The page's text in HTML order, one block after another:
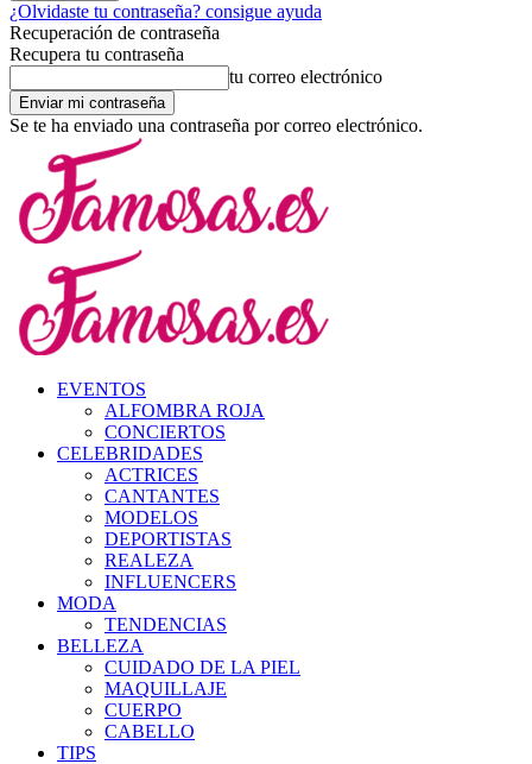
¿Olvidaste tu contraseña? consigue ayuda
Recuperación de contraseña
Recupera tu contraseña
tu correo electrónico
Se te ha enviado una contraseña por correo electrónico.
EVENTOS
ALFOMBRA ROJA
CONCIERTOS
CELEBRIDADES
ACTRICES
CANTANTES
MODELOS
DEPORTISTAS
REALEZA
INFLUENCERS
MODA
TENDENCIAS
BELLEZA
CUIDADO DE LA PIEL
MAQUILLAJE
CUERPO
CABELLO
TIPS